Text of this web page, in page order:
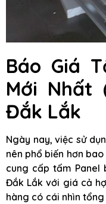
Báo Giá
Mới Nhất
Đắk Lắk
Ngày nay, việc sử
nên phổ biến hơn
cung cấp tấm
Đắk Lắk với giá cả
hàng có cái nhìn